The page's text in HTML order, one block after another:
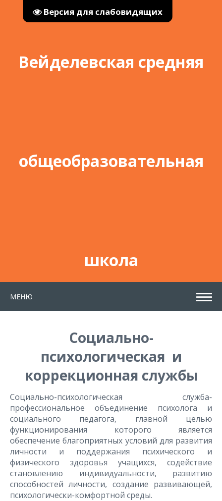
Версия для слабовидящих
Вейделевская средняя
общеобразовательная
школа
МЕНЮ
Социально-
психологическая и
коррекционная службы
Социально-психологическая служба-
профессиональное объединение психолога и
социального педагога, главной целью
функционирования которого является
обеспечение благоприятных условий для развития
личности и поддержания психического и
физического здоровья учащихся, содействие
становлению индивидуальности, развитию
способностей личности, создание развивающей,
психологически-комфортной среды.